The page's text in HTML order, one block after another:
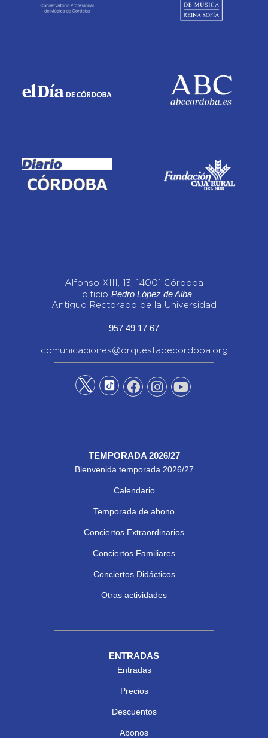
Alfonso XIII, 13, 14001 Córdoba
Edificio Pedro López de Alba
Antiguo Rectorado de la Universidad
957 49 17 67
comunicaciones@orquestadecordoba.org
TEMPORADA 2026/27
Bienvenida temporada 2026/27
Calendario
Temporada de abono
Conciertos Extraordinarios
Conciertos Familiares
Conciertos Didácticos
Otras actividades
ENTRADAS
Entradas
Precios
Descuentos
Abonos